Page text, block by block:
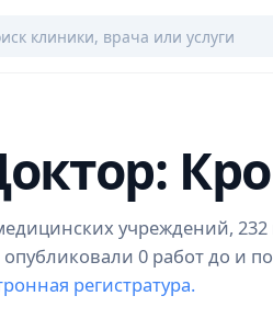
учреждений, 232
0 работ до и
регистратура.